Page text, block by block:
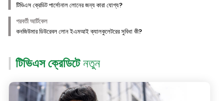
টিভিএস ক্রেডিট পার্সোনাল লোনের জন্য কারা যোগ্য?
পরবর্তী আর্টিকেল
কনজিউমার ডিউরেবল লোন ইএমআই ক্যালকুলেটরের সুবিধা কী?
টিভিএস ক্রেডিটেনতুন